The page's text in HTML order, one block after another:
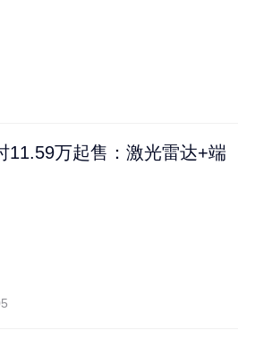
11.59万起售：激光雷达+端